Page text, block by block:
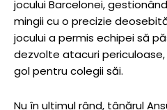
jocului Barcelonei,
mingii cu o precizie
jocului a permis echipei să
dezvolte atacuri
gol pentru colegii săi.
Nu în ultimul rând, tânărul